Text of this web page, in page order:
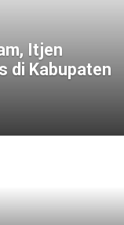
Itjen
di Kabupaten